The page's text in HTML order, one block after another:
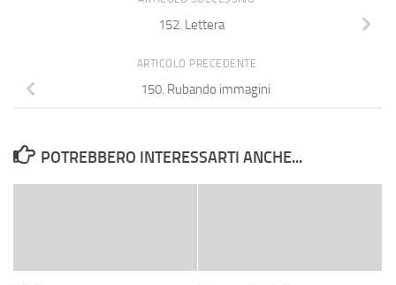
152. Lettera
ARTICOLO PRECEDENTE
150. Rubando immagini
POTREBBERO INTERESSARTI ANCHE...